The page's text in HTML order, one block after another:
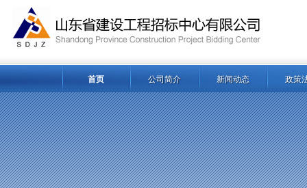
首页 公司简介 新闻动态 政策